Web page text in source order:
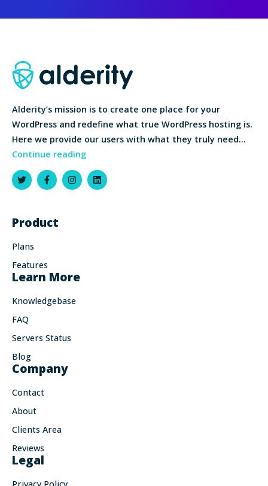
Alderity’s mission is to create one place for your
WordPress and redefine what true WordPress hosting is.
Here we provide our users with what they truly need…
Continue reading
Product
Plans
Features
Learn More
Knowledgebase
FAQ
Servers Status
Blog
Company
Contact
About
Clients Area
Reviews
Legal